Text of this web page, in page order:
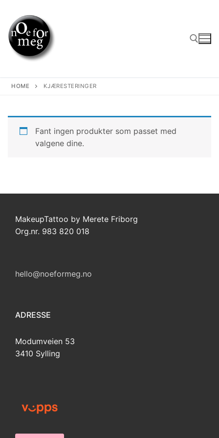
content
HOME KJÆRESTERINGER
Fant ingen produkter som passet med
valgene dine.
MakeupTattoo by Merete Friborg
Org.nr. 983 820 018
hello@noeformeg.no
ADRESSE
Modumveien 53
3410 Sylling